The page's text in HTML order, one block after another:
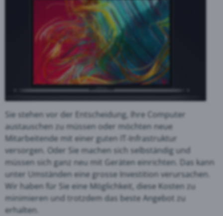
Sie stehen vor der Entscheidung, Ihre Computer
austauschen zu müssen oder möchten neue
Mitarbeitende mit einer guten IT-Infrastruktur
versorgen. Oder Sie machen sich selbständig und
müssen sich ganz neu mit Geräten einrichten. Das kann
unter Umständen eine grosse Investition verursachen.
Wir haben für Sie eine Möglichkeit, diese Kosten zu
minimieren und trotzdem das beste Angebot zu
erhalten.